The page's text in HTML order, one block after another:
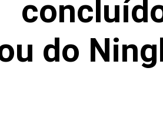
do